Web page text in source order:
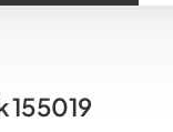
155019